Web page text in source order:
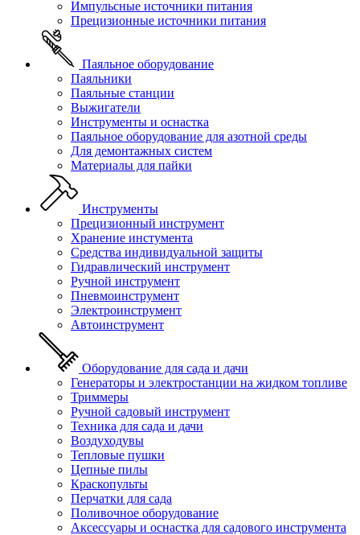
Импульсные источники питания
Прецизионные источники питания
Паяльное оборудование
Паяльники
Паяльные станции
Выжигатели
Инструменты и оснастка
Паяльное оборудование для азотной среды
Для демонтажных систем
Материалы для пайки
Инструменты
Прецизионный инструмент
Хранение инстумента
Средства индивидуальной защиты
Гидравлический инструмент
Ручной инструмент
Пневмоинструмент
Электроинструмент
Автоинструмент
Оборудование для сада и дачи
Генераторы и электростанции на жидком топливе
Триммеры
Ручной садовый инструмент
Техника для сада и дачи
Воздуходувы
Тепловые пушки
Цепные пилы
Краскопульты
Перчатки для сада
Поливочное оборудование
Аксессуары и оснастка для садового инструмента